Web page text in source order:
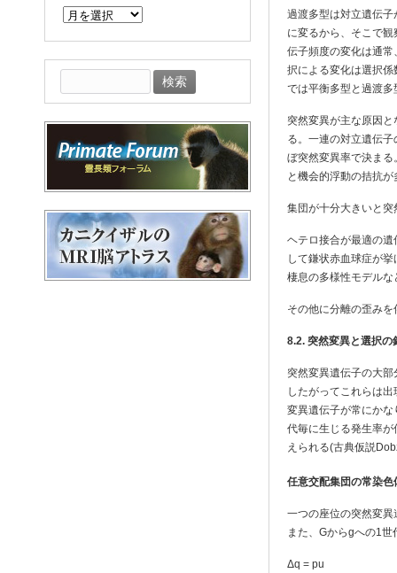
過渡多型は対立遺伝
に変るから、そこで
伝子頻度の変化は通
択による変化は選択
では平衡多型と過渡
突然変異が主な原因
る。一連の対立遺伝
ぼ突然変異率で決ま
と機会的浮動の拮抗
集団が十分大きいと
ヘテロ接合が最適の
して鎌状赤血球症が
棲息の多様性モデル
その他に分離の歪み
8.2. 突然変異と選択の
突然変異遺伝子の大
したがってこれらは
変異遺伝子が常にか
代毎に生じる発生率
えられる(古典仮説
任意交配集団の常染色
一つの座位の突然変
また、Gからgへの1
Δq = pu
イ
ブ
索: